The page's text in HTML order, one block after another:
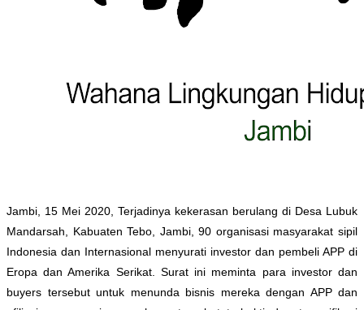
Jambi, 15 Mei 2020, Terjadinya kekerasan berulang di Desa Lubuk
Mandarsah, Kabuaten Tebo, Jambi, 90 organisasi masyarakat sipil
Indonesia dan Internasional menyurati investor dan pembeli APP di
Eropa dan Amerika Serikat. Surat ini meminta para investor dan
buyers tersebut untuk menunda bisnis mereka dengan APP dan